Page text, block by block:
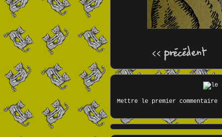
Mettre le premier commentaire